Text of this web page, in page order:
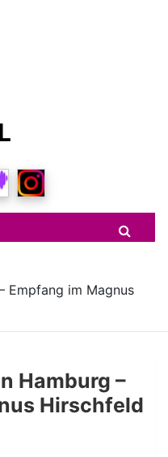
Empfang im Magnus
Hamburg –
Hirschfeld